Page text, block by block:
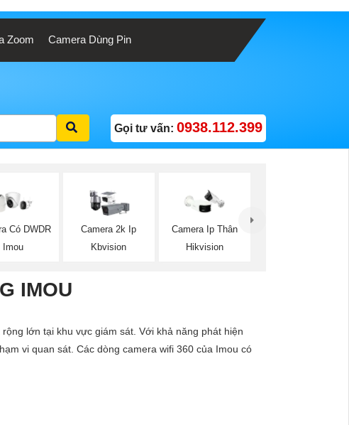
Zoom Camera Dùng Pin
Gọi tư vấn: 0938.112.399
Có DWDR
Imou
Camera 2k Ip
Kbvision
Camera Ip Thân
Hikvision
IMOU
lớn tại khu vực giám sát. Với khả năng phát hiện
vi quan sát. Các dòng camera wifi 360 của Imou có